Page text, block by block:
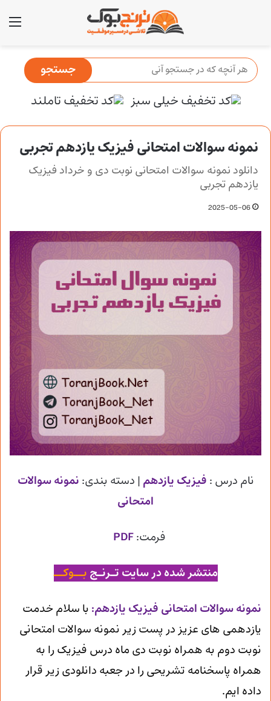
نمونه سوالات امتحانی فیزیک یازدهم تجربی
دانلود نمونه سوالات امتحانی نوبت دی و خرداد فیزیک
یازدهم تجربی
2025-05-06
نام درس : فیزیک یازدهم | دسته بندی: نمونه سوالات
امتحانی
فرمت:PDF
منتشر شده در سایت تـرنـج بــوکــ
نمونه سوالات امتحانی فیزیک یازدهم: با سلام خدمت
یازدهمی های عزیز در پست زیر نمونه سوالات امتحانی
نوبت دوم به همراه نوبت دی ماه درس فیزیک را به
همراه پاسخنامه تشریحی را در جعبه دانلودی زیر قرار
داده ایم.